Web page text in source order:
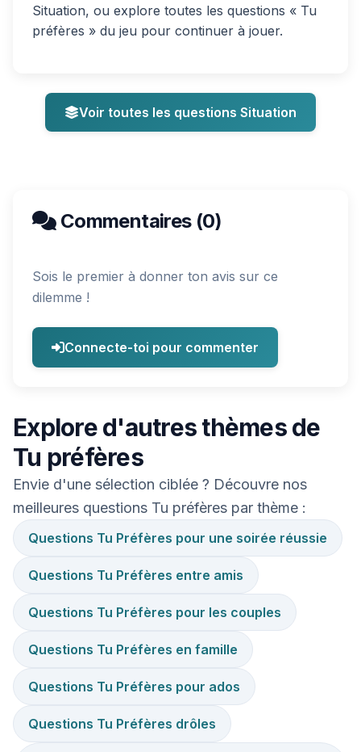
Situation, ou explore toutes les questions « Tu
préfères » du jeu pour continuer à jouer.
Voir toutes les questions Situation
Commentaires (0)
Sois le premier à donner ton avis sur ce
dilemme !
Connecte-toi pour commenter
Explore d'autres thèmes de
Tu préfères
Envie d'une sélection ciblée ? Découvre nos
meilleures questions Tu préfères par thème :
Questions Tu Préfères pour une soirée réussie
Questions Tu Préfères entre amis
Questions Tu Préfères pour les couples
Questions Tu Préfères en famille
Questions Tu Préfères pour ados
Questions Tu Préfères drôles